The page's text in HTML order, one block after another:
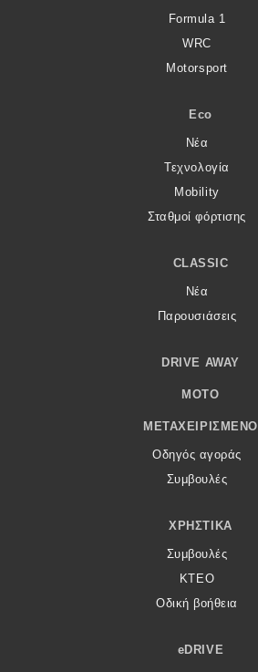
Formula 1
WRC
Motorsport
Eco
Νέα
Τεχνολογία
Mobility
Σταθμοί φόρτισης
CLASSIC
Νέα
Παρουσιάσεις
DRIVE AWAY
MOTO
ΜΕΤΑΧΕΙΡΙΣΜΈΝΟ
Οδηγός αγοράς
Συμβουλές
ΧΡΗΣΤΙΚΆ
Συμβουλές
ΚΤΕΟ
Οδική βοήθεια
eDRIVE